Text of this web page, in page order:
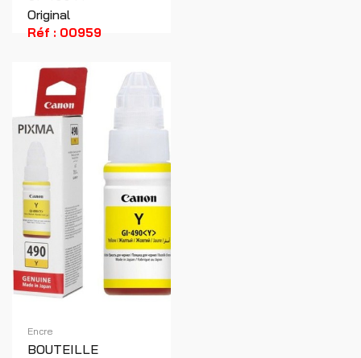
Original
Réf : 00959
Encre
BOUTEILLE